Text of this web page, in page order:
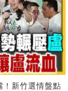
！新竹選情盤點